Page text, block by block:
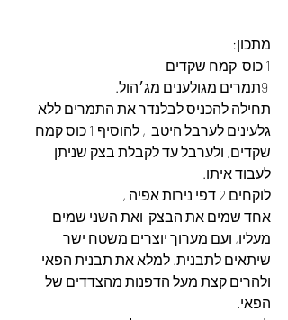
מתכון:
1 כוס  קמח שקדים
תחילה להכניס לבלנדר את התמרים ללא
גלעינים לערבל היטב  , להוסיף 1 כוס קמח
שקדים, ולערבל עד לקבלת בצק שניתן
לעבוד איתו.
לוקחים 2 דפי נירות אפיה ,
אחד שמים את הבצק  ואת השני שמים
מעליו, ועם מערוך יוצרים משטח ישר
שיתאים לתבנית. למלא את תבנית הפאי
ולהרים קצת מעל הדפנות מהצדדים של
הפאי.